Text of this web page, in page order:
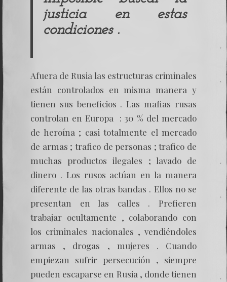
justicia en estas
condiciones .
Afuera de Rusia las estructuras criminales
están controlados en misma manera y
tienen sus beneficios . Las mafias rusas
controlan en Europa : 30 % del mercado
de heroína ; casi totalmente el mercado
de armas ; trafico de personas ; trafico de
muchas productos ilegales ; lavado de
dinero . Los rusos actúan en la manera
diferente de las otras bandas . Ellos no se
presentan en las calles . Prefieren
trabajar ocultamente , colaborando con
los criminales nacionales , vendiéndoles
armas , drogas , mujeres . Cuando
empiezan sufrir persecución , siempre
pueden escaparse en Rusia , donde tienen